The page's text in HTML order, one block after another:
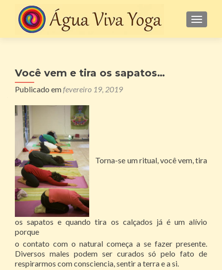
Você vem e tira os sapatos…
Publicado emfevereiro 19, 2019
Torna-se um ritual, você vem, tira
os sapatos e quando tira os calçados já é um alívio
porque
o contato com o natural começa a se fazer presente.
Diversos males podem ser curados só pelo fato de
respirarmos com consciencia, sentir a terra e a si.